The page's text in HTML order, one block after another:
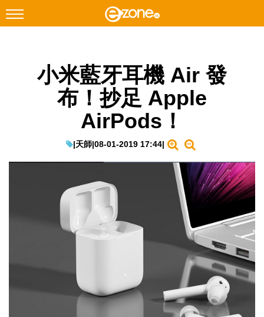
Facebook Instagram
教學評測
生成式AI與雲端應用
小米藍牙耳機 Air 發
布！抄足 Apple
AirPods！
|天師|08-01-2019 17:44|